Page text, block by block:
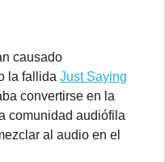
causado
la fallida Just Saying
convertirse en la
comunidad audiófila
al audio en el